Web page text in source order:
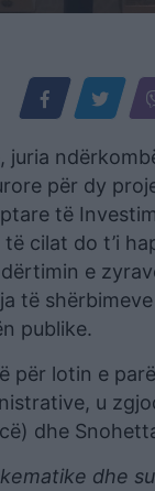
juria
për dy
të
cilat do t’i
e
të
publike.
për lotin e
u
dhe
dhe